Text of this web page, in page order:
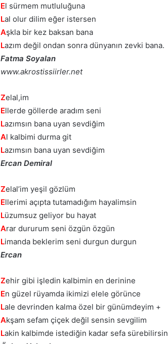
El sürmem mutluluğuna
Lal olur dilim eğer istersen
Aşkla bir kez baksan bana
Lazım değil ondan sonra dünyanın zevki bana.
Fatma Soyalan
www.akrostissiirler.net
Zelal,im
Ellerde göllerde aradım seni
Lazımsın bana uyan sevdiğim
Al kalbimi durma git
Lazımsın bana uyan sevdiğim
Ercan Demiral
Zelal’im yeşil gözlüm
Ellerimi açıpta tutamadığım hayalimsin
Lüzumsuz geliyor bu hayat
Arar dururum seni özgün özgün
Limanda beklerim seni durgun durgun
Ercan
Zehir gibi işledin kalbimin en derinine
En güzel rüyamda ikimizi elele görünce
Lale devrinden kalma özel bir günümdeyim +
Akşam sefam çiçek değil sensin sevgilim
Lakin kalbimde istediğin kadar sefa sürebilirsin